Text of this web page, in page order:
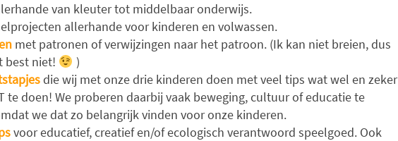
van kleuter tot middelbaar onderwijs.
allerhande voor kinderen en volwassen.
met patronen of verwijzingen naar het patroon. (Ik kan niet breien, dus
best niet!
)
die wij met onze drie kinderen doen met veel tips wat wel en zeker
te doen! We proberen daarbij vaak beweging, cultuur of educatie te
we dat zo belangrijk vinden voor onze kinderen.
voor educatief, creatief en/of ecologisch verantwoord speelgoed. Ook